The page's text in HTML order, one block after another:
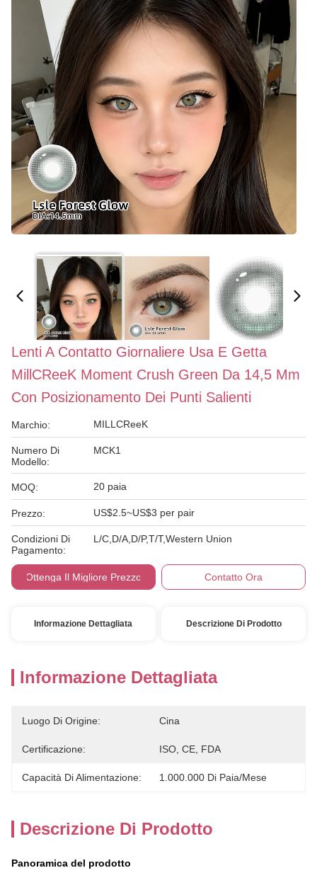
Lenti A Contatto Giornaliere Usa E Getta
MillCReeK Moment Crush Green Da 14,5 Mm
Con Posizionamento Dei Punti Salienti
Marchio: MILLCReeK
Numero Di
Modello:
MCK1
MOQ: 20 paia
Prezzo: US$2.5~US$3 per pair
Condizioni Di
Pagamento:
L/C,D/A,D/P,T/T,Western Union
Ottenga Il Migliore Prezzo Contatto Ora
Informazione Dettagliata Descrizione Di Prodotto
Informazione Dettagliata
Luogo Di Origine: Cina
Certificazione: ISO, CE, FDA
Capacità Di Alimentazione: 1.000.000 Di Paia/mese
Descrizione Di Prodotto
Panoramica del prodotto